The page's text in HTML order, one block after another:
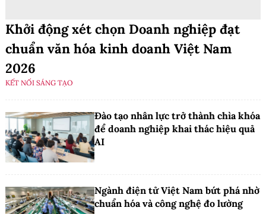
Khởi động xét chọn Doanh nghiệp đạt
chuẩn văn hóa kinh doanh Việt Nam
2026
KẾT NỐI SÁNG TẠO
Đào tạo nhân lực trở thành chìa khóa
để doanh nghiệp khai thác hiệu quả
AI
Ngành điện tử Việt Nam bứt phá nhờ
chuẩn hóa và công nghệ đo lường